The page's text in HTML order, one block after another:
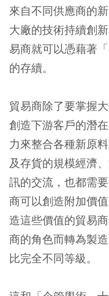
來自不同供應商的
大廠的技術持續創
易商就可以憑藉著
的存續。
貿易商除了要掌握
創造下游客戶的潛
力來整合各種新原
及存貨的規模經濟
訊的交流，也都需
商可以創造附加價
造這些價值的貿易
商的角色而轉為製
比完全不同等級。